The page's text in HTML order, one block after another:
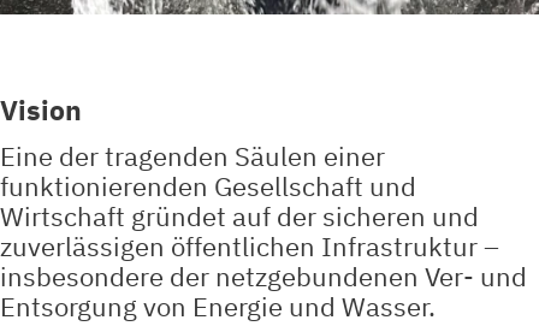
Vision
Eine der tragenden Säulen einer
funktionierenden Gesellschaft und
Wirtschaft gründet auf der sicheren und
zuverlässigen öffentlichen Infrastruktur –
insbesondere der netzgebundenen Ver- und
Entsorgung von Energie und Wasser.